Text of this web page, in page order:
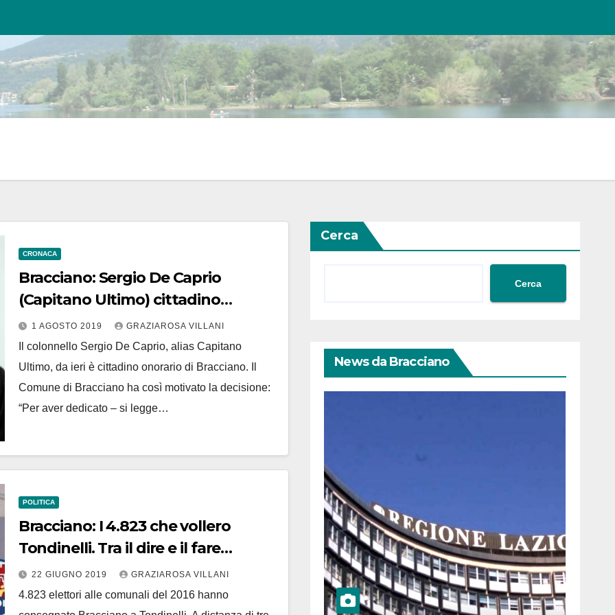
CRONACA
Bracciano: Sergio De Caprio
(Capitano Ultimo) cittadino
onorario. Di ieri lo scontro con
Nistri
1 AGOSTO 2019 GRAZIAROSA VILLANI
Il colonnello Sergio De Caprio, alias Capitano
Ultimo, da ieri è cittadino onorario di Bracciano. Il
Comune di Bracciano ha così motivato la decisione:
“Per aver dedicato – si legge…
POLITICA
Bracciano: I 4.823 che vollero
Tondinelli. Tra il dire e il fare…
22 GIUGNO 2019 GRAZIAROSA VILLANI
4.823 elettori alle comunali del 2016 hanno
Cerca
Cerca
News da Bracciano